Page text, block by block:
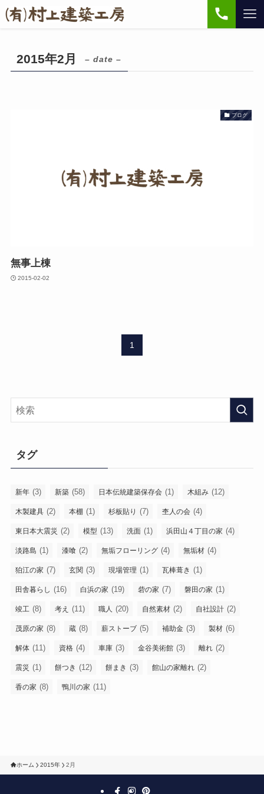
2015年2月 – date –
ブログ
無事上棟
2015-02-02
1
タグ
新年 (3) 新築 (58) 日本伝統建築保存会 (1) 木組み (12)
木製建具 (2) 本棚 (1) 杉板貼り (7) 杢人の会 (4)
東日本大震災 (2) 模型 (13) 洗面 (1) 浜田山４丁目の家 (4)
淡路島 (1) 漆喰 (2) 無垢フローリング (4) 無垢材 (4)
狛江の家 (7) 玄関 (3) 現場管理 (1) 瓦棒葺き (1)
田舎暮らし (16) 白浜の家 (19) 砦の家 (7) 磐田の家 (1)
竣工 (8) 考え (11) 職人 (20) 自然素材 (2) 自社設計 (2)
茂原の家 (8) 蔵 (8) 薪ストーブ (5) 補助金 (3) 製材 (6)
解体 (11) 資格 (4) 車庫 (3) 金谷美術館 (3) 離れ (2)
震災 (1) 餅つき (12) 餅まき (3) 館山の家離れ (2)
香の家 (8) 鴨川の家 (11)
ホーム 2015年 2月